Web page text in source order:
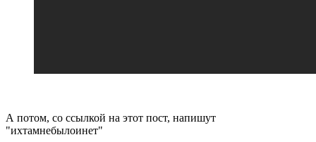
А потом, со ссылкой на этот пост, напишут
"ихтамнебылоинет"